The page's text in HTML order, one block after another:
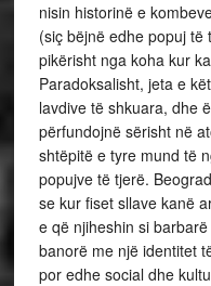
nisin historinë e
(siç bëjnë edhe popuj
pikërisht nga koha kur
Paradoksalisht, jeta e
lavdive të shkuara, dhe
përfundojnë sërisht në
shtëpitë e tyre mund të
popujve të tjerë.
se kur fiset sllave kanë
e që njiheshin si
banorë me një identitet
por edhe social dhe